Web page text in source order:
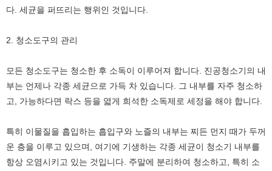
다. 세균을 퍼뜨리는 행위인 것입니다.
2. 청소도구의 관리
모든 청소도구는 청소한 후 소독이 이루어져 합니다. 진공청소기의 내
부는 언제나 각종 세균으로 가득 차 있습니다. 그 내부를 자주 청소하
고, 가능하다면 락스 등을 엷게 희석한 소독제로 세정을 해야 합니다.
특히 이물질을 흡입하는 흡입구와 노즐의 내부는 찌든 먼지 때가 두꺼
운 층을 이루고 있으며, 여기에 기생하는 각종 세균이 청소기 내부를
항상 오염시키고 있는 것입니다. 주말에 분리하여 청소하고, 특히 소